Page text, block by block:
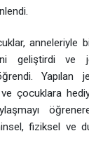
anneleriyle
geliştirdi ve
Yapılan
ve çocuklara
fiziksel ve